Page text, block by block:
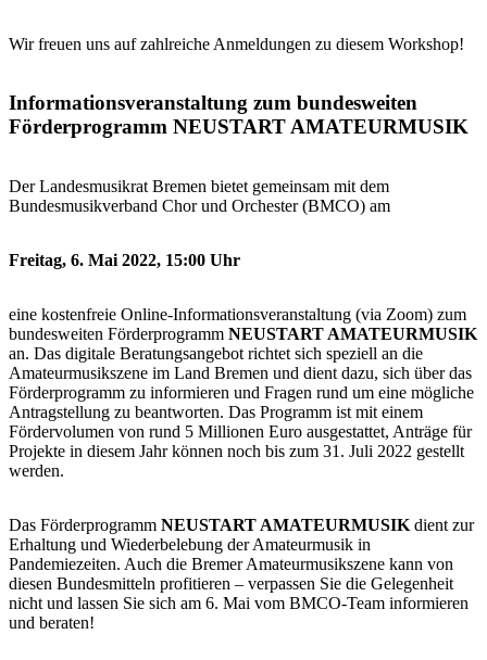
Wir freuen uns auf zahlreiche Anmeldungen zu diesem Workshop!
Informationsveranstaltung zum bundesweiten
Förderprogramm NEUSTART AMATEURMUSIK
Der Landesmusikrat Bremen bietet gemeinsam mit dem
Bundesmusikverband Chor und Orchester (BMCO) am
Freitag, 6. Mai 2022, 15:00 Uhr
eine kostenfreie Online-Informationsveranstaltung (via Zoom) zum
bundesweiten Förderprogramm NEUSTART AMATEURMUSIK
an. Das digitale Beratungsangebot richtet sich speziell an die
Amateurmusikszene im Land Bremen und dient dazu, sich über das
Förderprogramm zu informieren und Fragen rund um eine mögliche
Antragstellung zu beantworten. Das Programm ist mit einem
Fördervolumen von rund 5 Millionen Euro ausgestattet, Anträge für
Projekte in diesem Jahr können noch bis zum 31. Juli 2022 gestellt
werden.
Das Förderprogramm NEUSTART AMATEURMUSIK dient zur
Erhaltung und Wiederbelebung der Amateurmusik in
Pandemiezeiten. Auch die Bremer Amateurmusikszene kann von
diesen Bundesmitteln profitieren – verpassen Sie die Gelegenheit
nicht und lassen Sie sich am 6. Mai vom BMCO-Team informieren
und beraten!